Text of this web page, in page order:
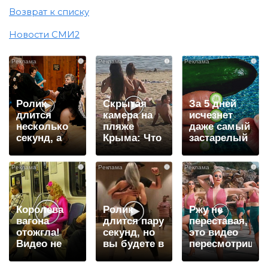
Возврат к списку
Новости СМИ2
i
Ролик
длится
несколько
секунд, а
смеяться
вы будете
долго
i
Скрытая
камера на
пляже
Крыма: Что
люди
вытворяют,
когда их не
видят...
i
За 5 дней
исчезнет
даже самый
застарелый
грибок: вот
хитрость
i
Королева
вагона
отожгла!
Видео не
оставит
i
Ролик
длится пару
секунд, но
вы будете в
шоке от
i
Ржу не
переставая,
это видео
пересмотришь
не раз